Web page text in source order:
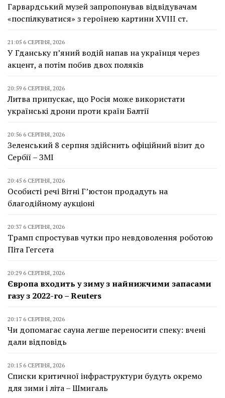
Гарвардський музей запропонував відвідувачам
«поспілкуватися» з героїнею картини XVIII ст.
21:05 6 СЕРПНЯ, 2026
У Гданську п’яний водій напав на українця через
акцент, а потім побив двох поляків
20:59 6 СЕРПНЯ, 2026
Литва припускає, що Росія може використати
українські дрони проти країн Балтії
20:56 6 СЕРПНЯ, 2026
Зеленський 8 серпня здійснить офіційний візит до
Сербії – ЗМІ
20:45 6 СЕРПНЯ, 2026
Особисті речі Вітні Г’юстон продадуть на
благодійному аукціоні
20:37 6 СЕРПНЯ, 2026
Трамп спростував чутки про невдоволення роботою
Піта Гегсета
20:29 6 СЕРПНЯ, 2026
Європа входить у зиму з найнижчими запасами
газу з 2022-го – Reuters
20:17 6 СЕРПНЯ, 2026
Чи допомагає сауна легше переносити спеку: вчені
дали відповідь
20:15 6 СЕРПНЯ, 2026
Списки критичної інфраструктури будуть окремо
для зими і літа – Шмигаль